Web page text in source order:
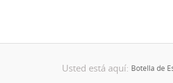
Usted está aquí: Botella de